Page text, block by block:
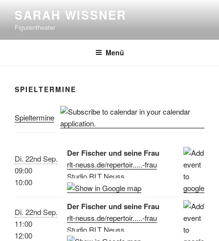
Inhalt
springen
SARAH WISSNER
Figurentheater
Menü
SPIELTERMINE
Spieltermine
Di. 22nd Sep.
09:00
10:00
Der Fischer und seine Frau
rlt-neuss.de/repertoir.....-frau
Studio RLT Neuss
Di. 22nd Sep.
11:00
12:00
Der Fischer und seine Frau
rlt-neuss.de/repertoir.....-frau
Studio RLT Neuss